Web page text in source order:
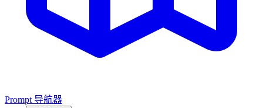
Prompt 导航器